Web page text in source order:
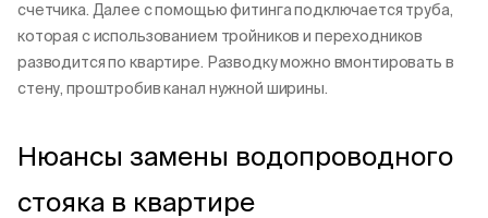
счетчика. Далее с помощью фитинга подключается труба,
которая с использованием тройников и переходников
разводится по квартире. Разводку можно вмонтировать в
стену, проштробив канал нужной ширины.
Нюансы замены водопроводного
стояка в квартире